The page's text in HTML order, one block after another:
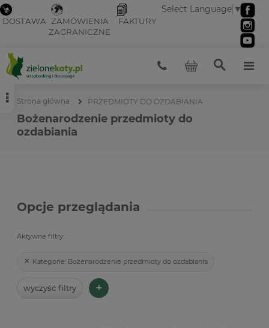
DOSTAWA ZAMÓWIENIA
ZAGRANICZNE
FAKTURY
Select Language ▼
Strona główna PRZEDMIOTY DO OZDABIANIA
Bożenarodzenie przedmioty do
ozdabiania
Opcje przeglądania
Aktywne filtry:
Kategorie: Bożenarodzenie przedmioty do ozdabiania
wyczyść filtry +